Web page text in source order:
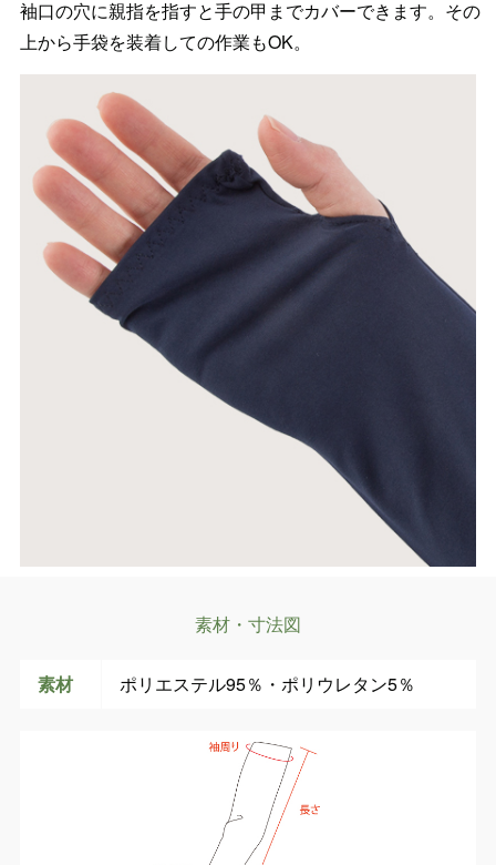
袖口の穴に親指を指すと手の甲までカバーできます。その
上から手袋を装着しての作業もOK。
素材・寸法図
素材 ポリエステル95％・ポリウレタン5％